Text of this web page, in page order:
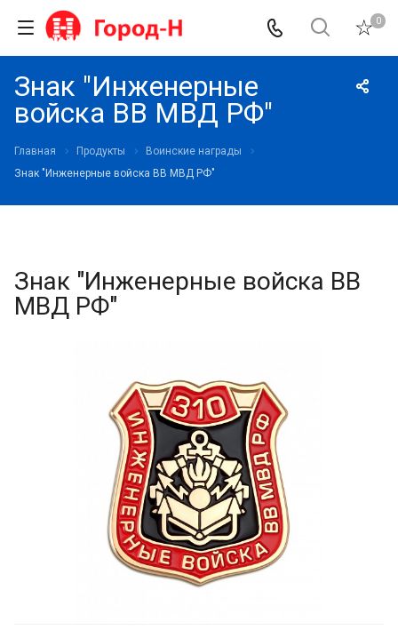
0
Знак "Инженерные
войска ВВ МВД РФ"
Главная Продукты
Воинские награды
Знак "Инженерные войска ВВ МВД РФ"
Знак "Инженерные войска ВВ
МВД РФ"